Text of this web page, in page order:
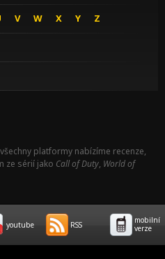
V W X Y Z
všechny platformy nabízíme recenze,
ze sérií jako Call of Duty, World of
youtube RSS
mobilní
verze